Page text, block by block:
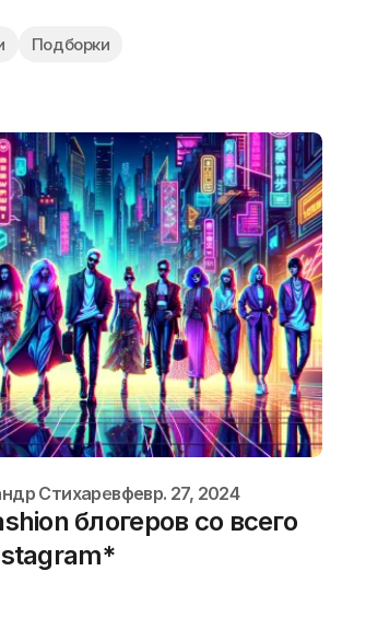
Подборки
Стихаревфевр. 27, 2024
блогеров со всего